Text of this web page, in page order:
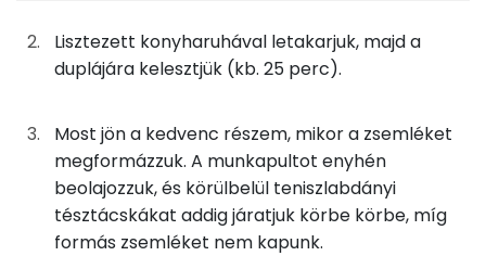
4gfriss élesztő
4 kcal
1g
só
12gvaj
84 kcal
33gtej
19 kcal
5gtojás
Nátrium
Foszfor
Kálcium
Magnézium
Szelén
Lisztezett konyharuhával letakarjuk, majd a
duplájára kelesztjük (kb. 25 perc).
Most jön a kedvenc részem, mikor a zsemléket
megformázzuk. A munkapultot enyhén
beolajozzuk, és körülbelül teniszlabdányi
tésztácskákat addig járatjuk körbe körbe, míg
formás zsemléket nem kapunk.